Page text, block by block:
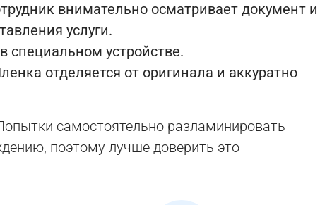
внимательно осматривает документ и
услуги.
специальном устройстве.
отделяется от оригинала и аккуратно
самостоятельно разламинировать
поэтому лучше доверить это